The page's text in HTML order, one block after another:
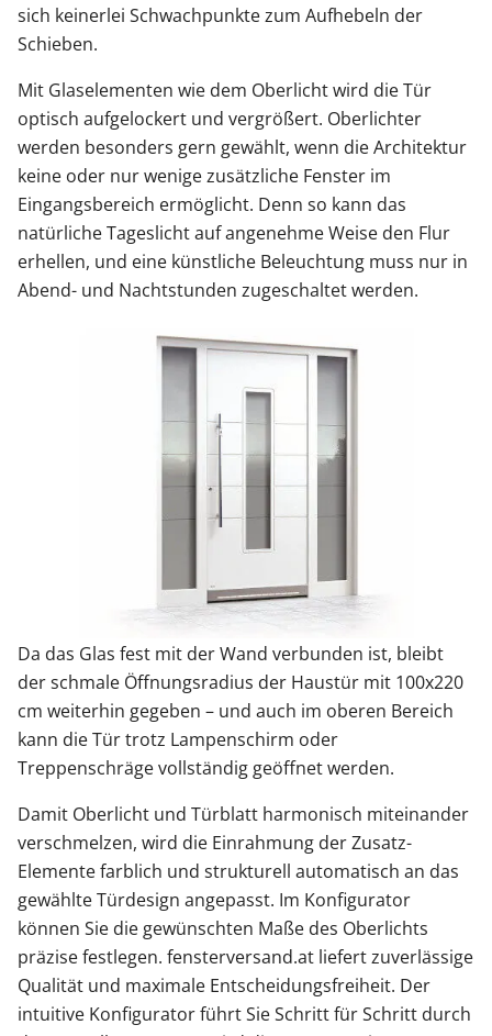
sich keinerlei Schwachpunkte zum Aufhebeln der
Schieben.
Mit Glaselementen wie dem Oberlicht wird die Tür
optisch aufgelockert und vergrößert. Oberlichter
werden besonders gern gewählt, wenn die Architektur
keine oder nur wenige zusätzliche Fenster im
Eingangsbereich ermöglicht. Denn so kann das
natürliche Tageslicht auf angenehme Weise den Flur
erhellen, und eine künstliche Beleuchtung muss nur in
Abend- und Nachtstunden zugeschaltet werden.
Da das Glas fest mit der Wand verbunden ist, bleibt
der schmale Öffnungsradius der Haustür mit 100x220
cm weiterhin gegeben – und auch im oberen Bereich
kann die Tür trotz Lampenschirm oder
Treppenschräge vollständig geöffnet werden.
Damit Oberlicht und Türblatt harmonisch miteinander
verschmelzen, wird die Einrahmung der Zusatz-
Elemente farblich und strukturell automatisch an das
gewählte Türdesign angepasst. Im Konfigurator
können Sie die gewünschten Maße des Oberlichts
präzise festlegen. fensterversand.at liefert zuverlässige
Qualität und maximale Entscheidungsfreiheit. Der
intuitive Konfigurator führt Sie Schritt für Schritt durch